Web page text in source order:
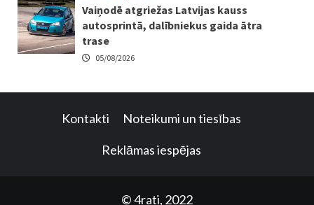
Vaiņodē atgriežas Latvijas kauss
autosprintā, dalībniekus gaida ātra
trase
05/08/2026
Kontakti Noteikumi un tiesības
Reklāmas iespējas
© 4rati, 2022